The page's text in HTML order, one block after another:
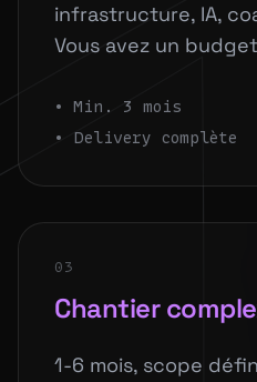
infrastructure, IA,
Vous avez un
• Min. 3 mois
• Delivery complète
03
Chantier
1-6 mois, scope